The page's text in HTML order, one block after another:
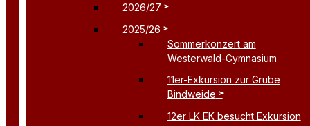
2026/27
2025/26
Sommerkonzert am
Westerwald-Gymnasium
11er-Exkursion zur Grube
Bindweide
12er LK EK besucht Exkursion